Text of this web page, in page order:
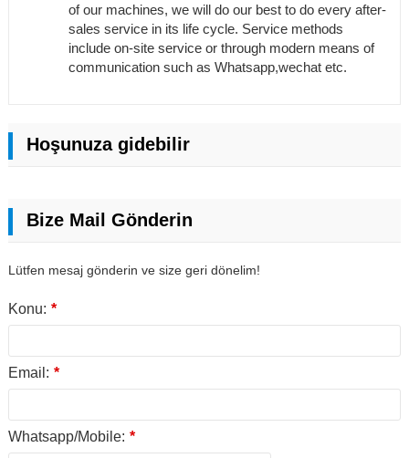
of our machines, we will do our best to do every after-
sales service in its life cycle. Service methods
include on-site service or through modern means of
communication such as Whatsapp,wechat etc.
Hoşunuza gidebilir
Bize Mail Gönderin
Lütfen mesaj gönderin ve size geri dönelim!
Konu: *
Email: *
Whatsapp/Mobile: *